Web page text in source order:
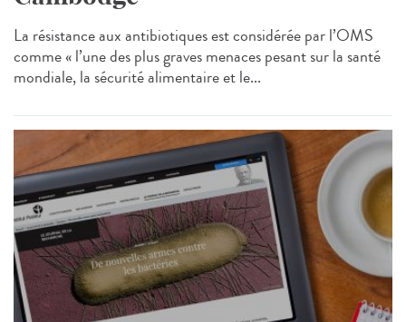
La résistance aux antibiotiques est considérée par l’OMS
comme « l’une des plus graves menaces pesant sur la santé
mondiale, la sécurité alimentaire et le...